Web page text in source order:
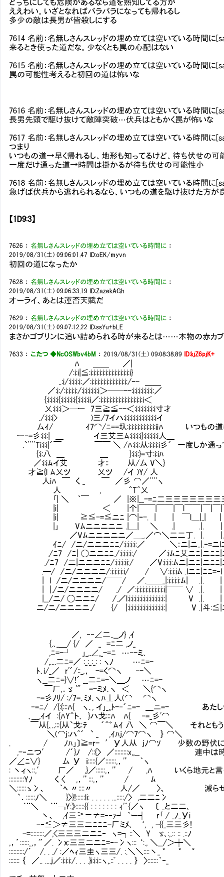
どっちにしても危険があるなら道を熟知してる方が
ええわい。いざとなればバラバラになっても帰れるし
多少の敵は長男が皆殺しにする
7614 名前：名無しさんスレッドの埋め立ては空いている時間に
来るとき使った道だな。少なくとも罠の心配はない
7615 名前：名無しさんスレッドの埋め立ては空いている時間
罠の可能性考えると初回の道は怖いな
7616 名前：名無しさんスレッドの埋め立ては空いている時間
長男先頭で駆け抜けて敵陣突破…伏兵はともかく罠が怖いな
7617 名前：名無しさんスレッドの埋め立ては空いている時間
つまり
いつもの道→早く帰れるし、地形も知ってるけど、待ち伏せの可
一度だけ通った道→時間は掛かるが待ち伏せの可能性小
7618 名前：名無しさんスレッドの埋め立ては空いている時間
急げば伏兵から逃れられるなら、いつもの道を駆け抜けた方が
【1D9:3】
7626 ： 名無しさんスレッドの埋め立ては空いている時間に ：
2019/08/31(土) 09:06:01.47 ID:oEK/myvn
初回の道になったか
7628 ： 名無しさんスレッドの埋め立ては空いている時間に ：
2019/08/31(土) 09:06:33.19 ID:ZazekAGh
オーライ、あとは運否天賦だ
7629 ： 名無しさんスレッドの埋め立ては空いている時間に ：
2019/08/31(土) 09:07:12.22 ID:ssYu+bLE
まさかゴブリンに追い詰められる時が来るとは……本物の赤カ
7633 ： こたつ ◆NcOSWbv4bM ：2019/08/31(土) 09:08:38.89 ID:kjZ6pjK+
ﾊ ＿＿ ／|
/:i:i|≦:i:i:i:i:i:i:i:i:i:i:i:i:i:i}
..:i/:i:i:i:i:／:i:i:i:i:i:i:i:i:i:i:i:i:/ｰ- ＿＿
／:i:/:i:i:i:i:/:i:i:i:i:i:i＞──--:i:i:i:i:i:i:i:／
{:i:i:i:i{:i:i:i:i:i{:i:i:i:ii／:i:i:i:i:i:i:i:i:i:i:i:i:i:i:i＜
乂:i:i:i＞─ー 7三≧≦ｰ-＜:i:i:i:i:i:i:i寸才
./:i:i:i> )三/7イハ:i:i:i:i:i:i:i:i:i:i:iイ
厶ｲ/ ｲ7⌒/ﾆ==圦:i:i:i:i:i:i:i:i:i:iiﾊ いつもの道は、大
ー‐=彡:i:i:| ＿ イ三艾三ﾑ:i:i:i:i}:i:i:i:i:i人＿
.`¨¨Ti:i:i|´￣ ￣￣ ＼ /ﾊ:i:i:从:i:i:i:i彡´ 一度しか通ってな
{:i:八 ＿ ＿ }:i:i:}=寸:i:iﾊ
／:i:iﾑイ艾㍉ 才::㍉ 从/厶 V＼}
才≧{l ﾑ乂ツ 乂ツ /イ )Y/ 人
人iﾊ ￣ く _ ￣ ／彡 ⌒／¨¨ヽ
人 , ＾T^乂
｢| ＼ ｀￣ ／ |※|__-=ﾆ二三三三三三三三三
|i| ＜ |个|￣￣|￣￣|￣l￣￣|￣|￣|
|i| ≧≦-=≦ニﾆ |⌒|ｰ-. | | ￣l＿
|｣ Vﾑニニニニニ .|＿| ＼ .| .|. |
／Vﾑニニニニニ／＿_.／⌒＼二二丁. |. |.斗
ｲﾆ/ /ニ/ニニニﾆﾆ/:i:i:i:i:／ ＼::ニ|ニ..|.ｰ=ニlﾆ
./ﾆ7 /ﾆ| ◯ニニﾆﾆ./:i:i:i:i:/ ／:iﾑﾆ艾ニﾆ|ニﾆﾆ|ﾆ
./ﾆ7 /二|ニニニﾆﾆ/:i:i:i:ii:/ ／V:i:i:i:ﾑニ|ニﾆ|ニﾆﾆ|
.─/ /ニ/ニニニニ/:i:i:i:i:i/ / ∨:i:i:iﾑ .lニﾆ|ﾆﾆ
| l /ニ/ニニニニ/￣￣/ ／.＿＿_|:i:i:i:i:ﾑ|
| |./ニ/ニニニニ/ ./ ／:i:i:i:i:i:i:i:i:i:i|￣￣ ∨
|__/ニ/ ◯ニニﾆ/ /.／l:i:i:i:i:i:i:i:i:i:i:i:i:| V .|. |
ニ/ニ/ニニニニ./ {/ |:i:i:i:i:i:i:i:i:i:i:i:i:| V .|斗:≦|ﾆ
／, ‐‐∠二..__ノ} ,ｲ
{.､_＿/ {/ ／ _ =ﾆ二 ,ノ_
,ﾆ=-┘ ｣_,.∠,_-=ﾆ …‐-ミ､
/,....二ﾆ=／ :_:_:_: : ヽﾉ …ﾆ=-
ﾄ､i/_／ r'´/::_,， -=く⌒ヽ ‐-＼
ヽ__二ﾆ=}∨!´ __二ﾆ=-＼＿ノ …ﾆ=-
￣厂,．ゞ '" =-ミﾒ､ヽ ＜ ＼{⌒ヽ
ｰ=彡ﾉﾘ/ :/7=､ﾐﾒ､ヽﾊ⊥人(⌒ ⌒ヽ
ｰ=ﾆ/ /{:{:::ﾊ{ ヽ､, イ｣_,,ﾄ-‐´ﾆ=- ＿ニ=- あたしもそ
､___,ｲイ :{ﾊY＾ト､ }ハ戈:::ﾊ ﾊ{ ‐=_彡'⌒
￣从{､..:::{从`戈:ﾃ ´＾゛ﾑｲ 八 ＼ ⌒￣＼ それともう一
＼(⌒j:ハ^´ ` _ ,ｲﾊj/⌒7⌒ヽ ｝ ⌒＼
. / ﾉﾊ｣〕≧=r- ′У人从 jﾉ⌒ｿ 少数の野伏に会った時
,-‐ニつ′ /´}ﾉ /::{〉 ／:::::::::x,,__ 連中は時間を稼
／∠ﾆ∨} 厶 У ｉ:::::{／:::::::,，'’ ｀ヽ
: 丶ィヽ::,′ 厂／ ,}／::::::,，'’ / ,ﾊ いくら地元と言って
::::::::::Yﾉ く 〈 ,，'’:::,，'’ / ﾑ
＼::::::ゝ冫、 ｀ﾍ 〃::::〃 人/／ 〉、 減らせば減
`．::::::ﾉ＼ }〉}!::::::li: . . . . . ...:::::/〉 ,二二ﾆ冫
｀¨＼ ｀¨￢Y:》::::::{{ : : : : : : : ｨ'´{／ヽ 〔 _と二二､
丶、 ,ｲ三≧＝≠=‐‐ｧ┘ `ー┤ r｢ / _ﾉ_Уi
-‐≦＞≠三三二ﾆﾆﾆ-厂ミﾒ､ ‘, , -{{_三三彡!
-=:::::::::／,<三三三二ニﾆ‐ ヽ=┐::＼ Y ゞ､:,.:: :: .::ﾉ
,，’::::::_,，'’／. 冫ｘ:三三二ニﾆ=‐-冫ヽ::: ‘:., ＼__/＞┼＼
::::::::::/´ /. . ./ :／ﾍｨ三圭ヽ三三/. :.＼＼::::丶_ ° ° °
::::::: ｛ ／.. ....j／:i:i:i:/. . . .}i:i:i::ヽ,.::ﾞ . . . . ｝ 〉:::::::｀‐_